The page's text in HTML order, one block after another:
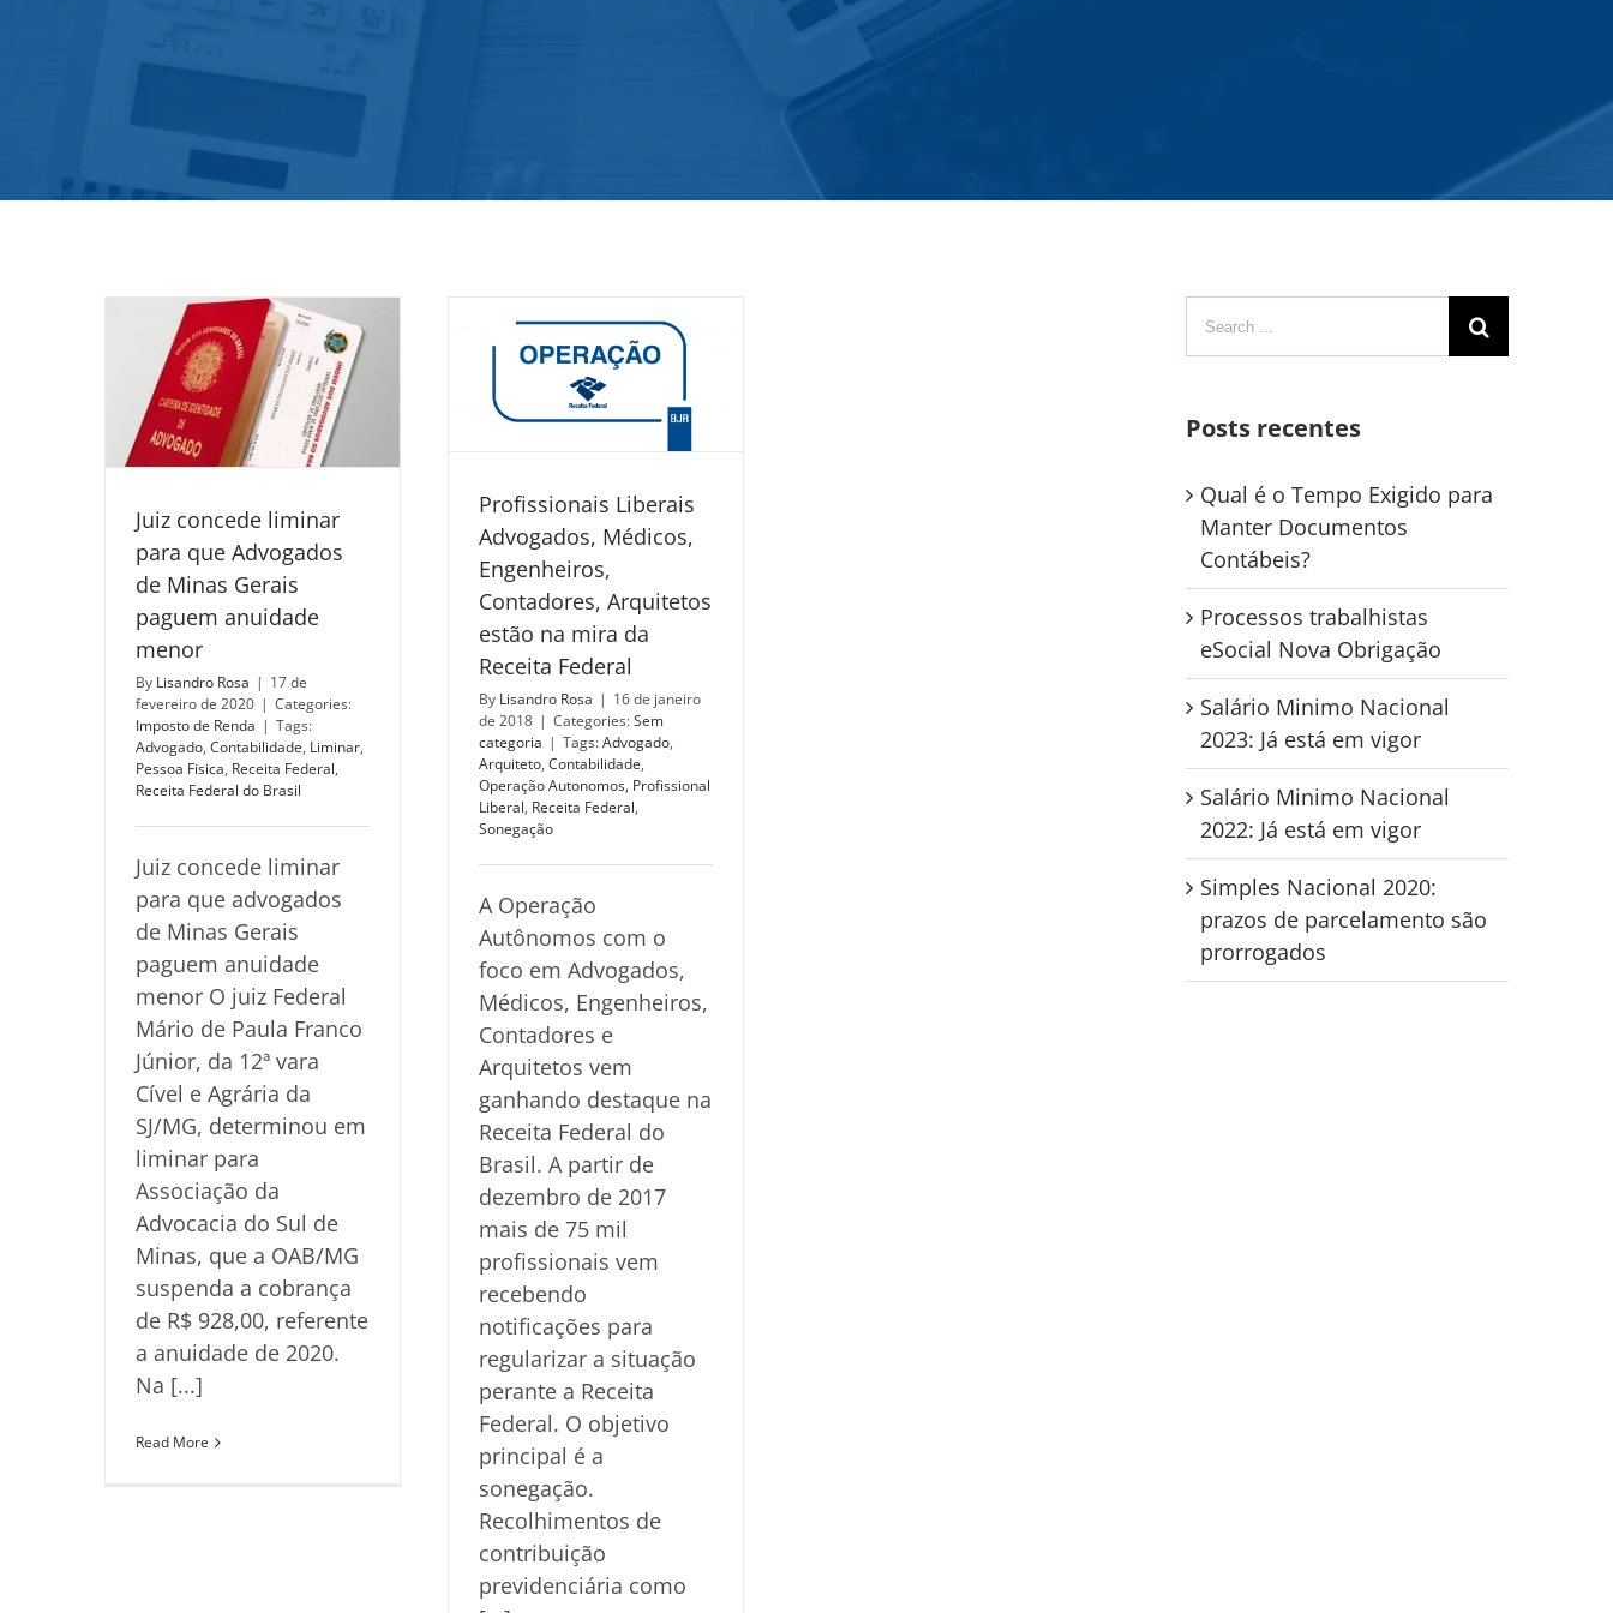
Juiz concede liminar
para que Advogados
de Minas Gerais
paguem anuidade
menor
By Lisandro Rosa | 17 de
fevereiro de 2020 | Categories:
Imposto de Renda | Tags:
Advogado, Contabilidade, Liminar,
Pessoa Fisica, Receita Federal,
Receita Federal do Brasil
Juiz concede liminar
para que advogados
de Minas Gerais
paguem anuidade
menor O juiz Federal
Mário de Paula Franco
Júnior, da 12ª vara
Cível e Agrária da
SJ/MG, determinou em
liminar para
Associação da
Advocacia do Sul de
Minas, que a OAB/MG
suspenda a cobrança
de R$ 928,00, referente
a anuidade de 2020.
Na [...]
Read More
Profissionais Liberais
Advogados, Médicos,
Engenheiros,
Contadores, Arquitetos
estão na mira da
Receita Federal
By Lisandro Rosa | 16 de janeiro
de 2018 | Categories:Sem
categoria | Tags:Advogado,
Arquiteto, Contabilidade,
Operação Autonomos, Profissional
Liberal, Receita Federal,
Sonegação
A Operação
Autônomos com o
foco em Advogados,
Médicos, Engenheiros,
Contadores e
Arquitetos vem
ganhando destaque na
Receita Federal do
Brasil. A partir de
dezembro de 2017
mais de 75 mil
profissionais vem
recebendo
notificações para
regularizar a situação
perante a Receita
Federal. O objetivo
principal é a
sonegação.
Recolhimentos de
contribuição
previdenciária como
Posts recentes
Qual é o Tempo Exigido para
Manter Documentos
Contábeis?
Processos trabalhistas
eSocial Nova Obrigação
Salário Minimo Nacional
2023: Já está em vigor
Salário Minimo Nacional
2022: Já está em vigor
Simples Nacional 2020:
prazos de parcelamento são
prorrogados